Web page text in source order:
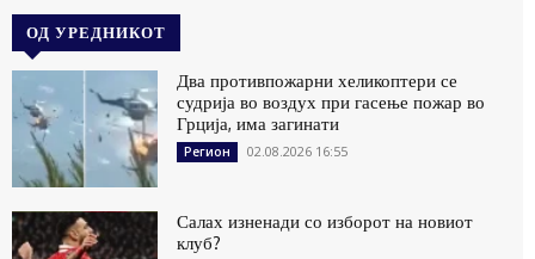
ОД УРЕДНИКОТ
Два противпожарни хеликоптери се
судрија во воздух при гасење пожар во
Грција, има загинати
Регион 02.08.2026 16:55
Салах изненади со изборот на новиот
клуб?